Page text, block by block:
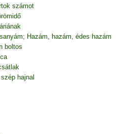
számot
Hazám, hazám, édes hazám
boltos
hajnal